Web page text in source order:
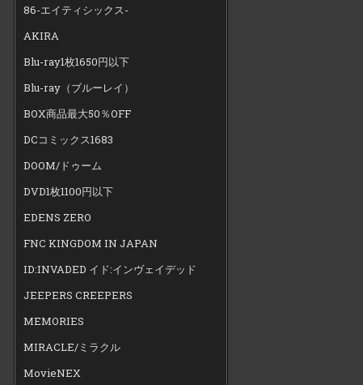
86-エイティシックス-
AKIRA
Blu-ray1枚1650円以下
Blu-ray（ブルーレイ）
BOX商品最大50％OFF
DCコミックス1683
DOOM/ドゥーム
DVD1枚1100円以下
EDENS ZERO
FNC KINGDOM IN JAPAN
ID:INVADED イド:インヴェイデッド
JEEPERS CREEPERS
MEMORIES
MIRACLE/ミラクル
MovieNEX